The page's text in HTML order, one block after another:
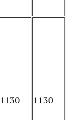
1130 1130